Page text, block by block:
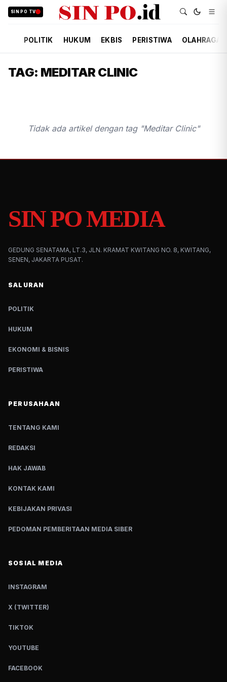
SIN PO TV
POLITIK HUKUM EKBIS PERISTIWA OLAHRAGA
TAG: MEDITAR CLINIC
Tidak ada artikel dengan tag "Meditar Clinic"
SIN PO MEDIA
GEDUNG SENATAMA, LT.3, JLN. KRAMAT KWITANG NO. 8, KWITANG,
SENEN, JAKARTA PUSAT.
SALURAN
POLITIK
HUKUM
EKONOMI & BISNIS
PERISTIWA
PERUSAHAAN
TENTANG KAMI
REDAKSI
HAK JAWAB
KONTAK KAMI
KEBIJAKAN PRIVASI
PEDOMAN PEMBERITAAN MEDIA SIBER
SOSIAL MEDIA
INSTAGRAM
X (TWITTER)
TIKTOK
YOUTUBE
FACEBOOK